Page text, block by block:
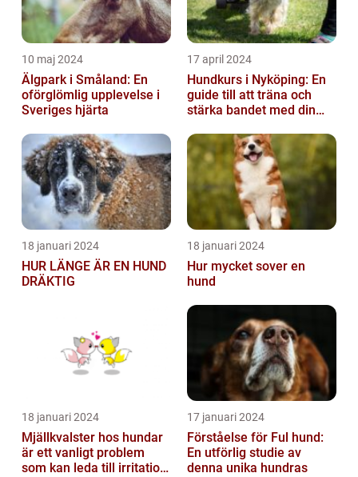
10 maj 2024
Älgpark i Småland: En
oförglömlig upplevelse i
Sveriges hjärta
17 april 2024
Hundkurs i Nyköping: En
guide till att träna och
stärka bandet med din
18 januari 2024
HUR LÄNGE ÄR EN HUND
DRÄKTIG
18 januari 2024
Hur mycket sover en
hund
18 januari 2024
Mjällkvalster hos hundar
är ett vanligt problem
som kan leda till irritation
17 januari 2024
Förståelse för Ful hund:
En utförlig studie av
denna unika hundras